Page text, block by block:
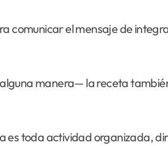
comunicar el mensaje de
manera— la receta
es toda actividad organizada,